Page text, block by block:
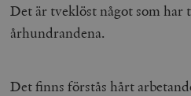
Det är tveklöst något som har
århundrandena.
Det finns förstås hårt